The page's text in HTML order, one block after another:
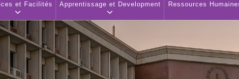
et Facilités Apprentissage et Development Ressources